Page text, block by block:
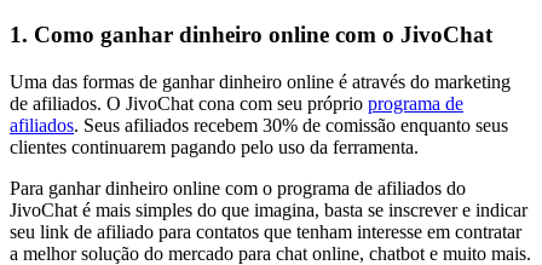
1. Como ganhar dinheiro online com o JivoChat
Uma das formas de ganhar dinheiro online é através do marketing
de afiliados. O JivoChat cona com seu próprio programa de
afiliados. Seus afiliados recebem 30% de comissão enquanto seus
clientes continuarem pagando pelo uso da ferramenta.
Para ganhar dinheiro online com o programa de afiliados do
JivoChat é mais simples do que imagina, basta se inscrever e indicar
seu link de afiliado para contatos que tenham interesse em contratar
a melhor solução do mercado para chat online, chatbot e muito mais.